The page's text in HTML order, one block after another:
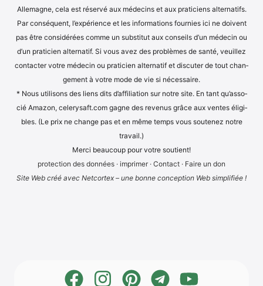
Alle­ma­gne, cela est réser­vé aux méde­cins et aux pra­ti­ci­ens alter­na­tifs.
Par con­sé­quent, l’expérience et les infor­ma­ti­ons four­nies ici ne doi­vent
pas être con­sidé­rées com­me un sub­sti­tut aux con­seils d’un méde­cin ou
d’un pra­ti­ci­en alter­na­tif. Si vous avez des pro­blè­mes de san­té, veuil­lez
cont­ac­ter vot­re méde­cin ou pra­ti­ci­en alter­na­tif et dis­cu­ter de tout chan­
ge­ment à vot­re mode de vie si nécessaire.
* Nous uti­li­sons des liens dits d’af­fi­lia­ti­on sur not­re site. En tant qu’as­so­
cié Ama­zon, cele​ry​saft​.com gagne des reve­nus grâce aux ven­tes éli­gi­
bles. (Le prix ne chan­ge pas et en même temps vous sou­te­n­ez not­re
travail.)
Mer­ci beau­coup pour vot­re soutient!
pro­tec­tion des don­nées · impri­mer · Cont­act · Fai­re un don
Site Web créé avec Net­cortex – une bon­ne con­cep­ti­on Web simplifiée !